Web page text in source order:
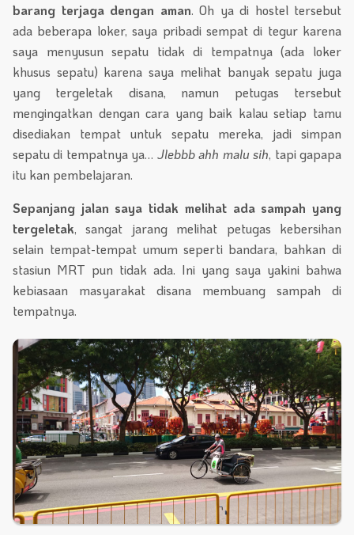
barang terjaga dengan aman. Oh ya di hostel tersebut
ada beberapa loker, saya pribadi sempat di tegur karena
saya menyusun sepatu tidak di tempatnya (ada loker
khusus sepatu) karena saya melihat banyak sepatu juga
yang tergeletak disana, namun petugas tersebut
mengingatkan dengan cara yang baik kalau setiap tamu
disediakan tempat untuk sepatu mereka, jadi simpan
sepatu di tempatnya ya… Jlebbb ahh malu sih, tapi gapapa
itu kan pembelajaran.
Sepanjang jalan saya tidak melihat ada sampah yang
tergeletak, sangat jarang melihat petugas kebersihan
selain tempat-tempat umum seperti bandara, bahkan di
stasiun MRT pun tidak ada. Ini yang saya yakini bahwa
kebiasaan masyarakat disana membuang sampah di
tempatnya.